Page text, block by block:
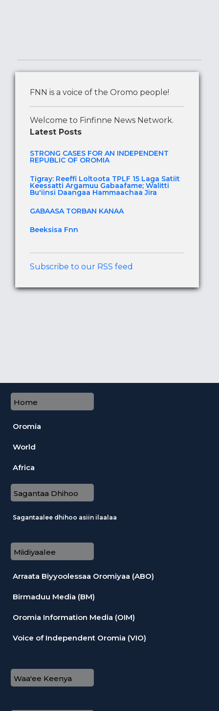
FNN is a voice of the Oromo people!
Welcome to Finfinne News Network.
Latest Posts
STRONG CASES FOR AN INDEPENDENT
REPUBLIC OF OROMIA
Tigray: Reeffi Loltoota TPLF 15 Laga Satiit
Keessatti Argamuu Gabaafame; Walitti
Bu'iinsi Daangaa Hammaachaa Jira
GABAASA TORBAN KANAA
Beeksisa Fnn
Subscribe to our RSS feed
Home
Oromia
World
Africa
Sagantaa Dhihoo
Sagantaalee dhihoo asiin ilaalaa
Miidiyaalee
Arraata Biyyoolessaa Oromiyaa (ABO)
Birmaduu Media (BM)
Oromia Information Media (OIM)
Voice of Independent Oromia (VIO)
Waa'ee Keenya